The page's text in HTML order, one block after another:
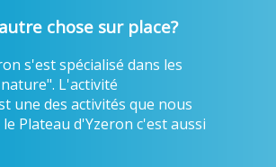
chose sur place?
s'est spécialisé dans les
L'activité
une des activités que nous
Plateau d'Yzeron c'est aussi